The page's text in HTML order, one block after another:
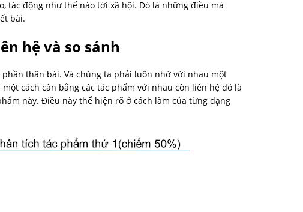
tác động như thế nào tới xã hội. Đó là những điều mà
bài.
hệ và so sánh
thân bài. Và chúng ta phải luôn nhớ với nhau một
cách cân bằng các tác phẩm với nhau còn liên hệ đó là
này. Điều này thể hiện rõ ở cách làm của từng dạng